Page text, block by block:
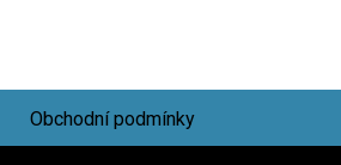
Obchodní podmínky